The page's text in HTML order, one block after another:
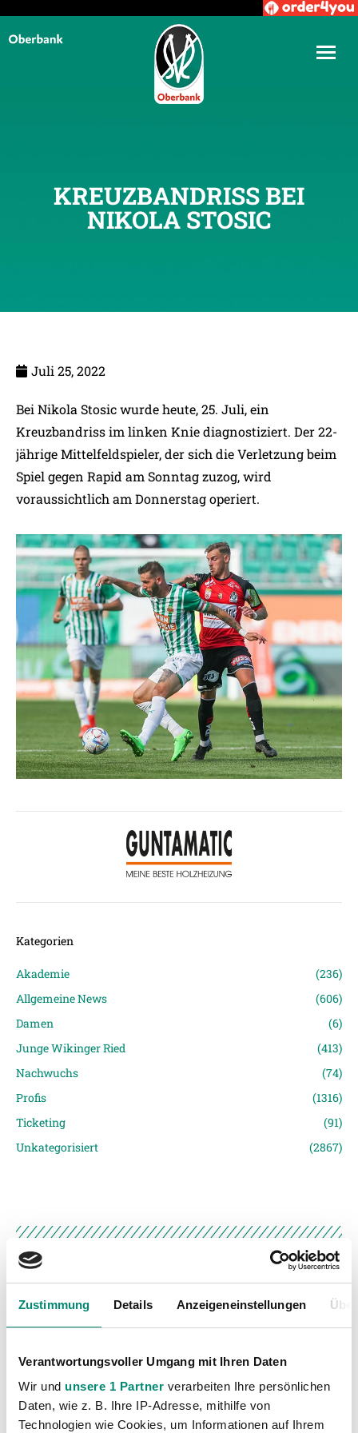
Zustimmung Details Anzeigeneinstellungen
Verantwortungsvoller Umgang mit Ihren Daten
Wir und unsere 1 Partner verarbeiten Ihre persönlichen
Daten, wie z. B. Ihre IP-Adresse, mithilfe von
Technologien wie Cookies, um Informationen auf Ihrem
KREUZBANDRISS BEI
NIKOLA STOSIC
Juli 25, 2022
Bei Nikola Stosic wurde heute, 25. Juli, ein
Kreuzbandriss im linken Knie diagnostiziert. Der 22-
jährige Mittelfeldspieler, der sich die Verletzung beim
Spiel gegen Rapid am Sonntag zuzog, wird
voraussichtlich am Donnerstag operiert.
Kategorien
Akademie
(236)
Allgemeine News
(606)
Damen
(6)
Junge Wikinger Ried
(413)
Nachwuchs
(74)
Profis
(1316)
Ticketing
(91)
Unkategorisiert
(2867)